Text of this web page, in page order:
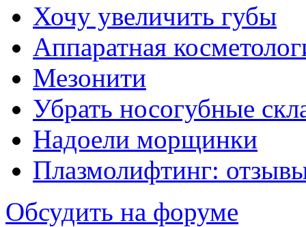
Хочу увеличить губы
Аппаратная
Мезонити
Убрать носогубные
Надоели морщинки
Плазмолифтинг:
Обсудить на форуме